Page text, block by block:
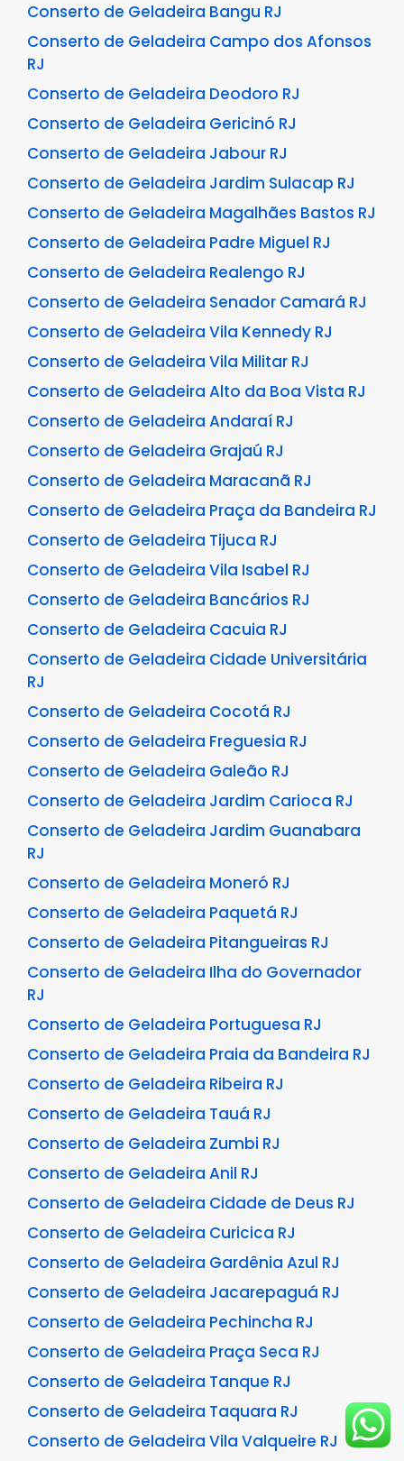
Conserto de Geladeira Bangu RJ
Conserto de Geladeira Campo dos Afonsos
RJ
Conserto de Geladeira Deodoro RJ
Conserto de Geladeira Gericinó RJ
Conserto de Geladeira Jabour RJ
Conserto de Geladeira Jardim Sulacap RJ
Conserto de Geladeira Magalhães Bastos RJ
Conserto de Geladeira Padre Miguel RJ
Conserto de Geladeira Realengo RJ
Conserto de Geladeira Senador Camará RJ
Conserto de Geladeira Vila Kennedy RJ
Conserto de Geladeira Vila Militar RJ
Conserto de Geladeira Alto da Boa Vista RJ
Conserto de Geladeira Andaraí RJ
Conserto de Geladeira Grajaú RJ
Conserto de Geladeira Maracanã RJ
Conserto de Geladeira Praça da Bandeira RJ
Conserto de Geladeira Tijuca RJ
Conserto de Geladeira Vila Isabel RJ
Conserto de Geladeira Bancários RJ
Conserto de Geladeira Cacuia RJ
Conserto de Geladeira Cidade Universitária
RJ
Conserto de Geladeira Cocotá RJ
Conserto de Geladeira Freguesia RJ
Conserto de Geladeira Galeão RJ
Conserto de Geladeira Jardim Carioca RJ
Conserto de Geladeira Jardim Guanabara
RJ
Conserto de Geladeira Moneró RJ
Conserto de Geladeira Paquetá RJ
Conserto de Geladeira Pitangueiras RJ
Conserto de Geladeira Ilha do Governador
RJ
Conserto de Geladeira Portuguesa RJ
Conserto de Geladeira Praia da Bandeira RJ
Conserto de Geladeira Ribeira RJ
Conserto de Geladeira Tauá RJ
Conserto de Geladeira Zumbi RJ
Conserto de Geladeira Anil RJ
Conserto de Geladeira Cidade de Deus RJ
Conserto de Geladeira Curicica RJ
Conserto de Geladeira Gardênia Azul RJ
Conserto de Geladeira Jacarepaguá RJ
Conserto de Geladeira Pechincha RJ
Conserto de Geladeira Praça Seca RJ
Conserto de Geladeira Tanque RJ
Conserto de Geladeira Taquara RJ
Conserto de Geladeira Vila Valqueire RJ